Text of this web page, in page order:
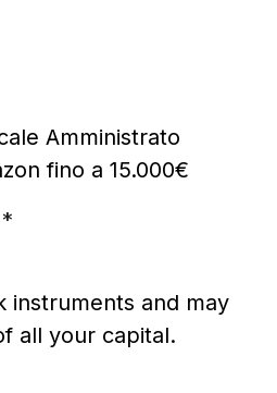
Amministrato
fino a 15.000€
instruments and may
all your capital.